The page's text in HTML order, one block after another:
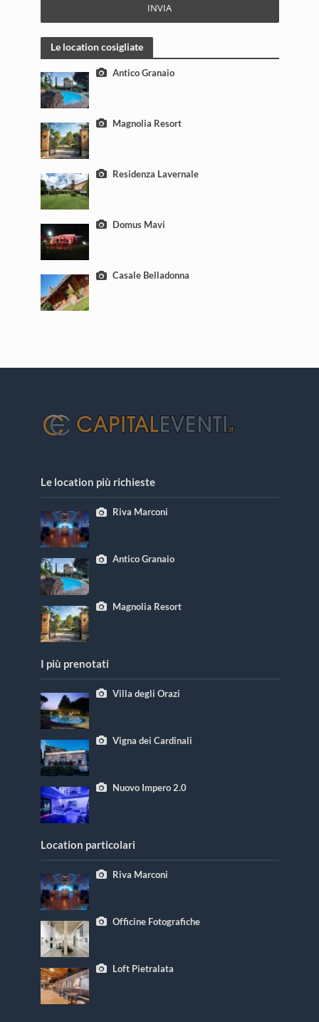
Le location cosigliate
Antico Granaio
Magnolia Resort
Residenza Lavernale
Domus Mavi
Casale Belladonna
Le location più richieste
Riva Marconi
Antico Granaio
Magnolia Resort
I più prenotati
Villa degli Orazi
Vigna dei Cardinali
Nuovo Impero 2.0
Location particolari
Riva Marconi
Officine Fotografiche
Loft Pietralata